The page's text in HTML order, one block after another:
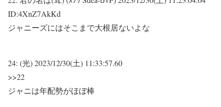
ID:4XnZ7AkKd
ジャニーズにはそこまで大根居ないよな
24: (光)2023/12/30(土) 11:33:57.60
>>22
ジャニは年配勢がほぼ棒